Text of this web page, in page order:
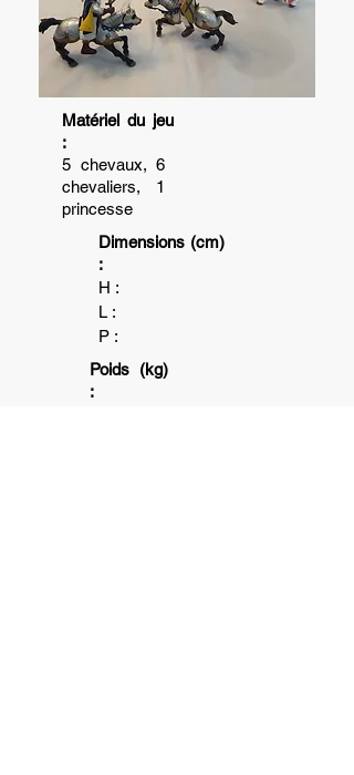
Matériel du jeu
:
5 chevaux, 6
chevaliers, 1
princesse
Dimensions (cm)
:
H :
L :
P :
Poids (kg)
: